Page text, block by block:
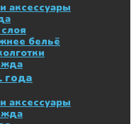
аксессуары
бельё
года
аксессуары